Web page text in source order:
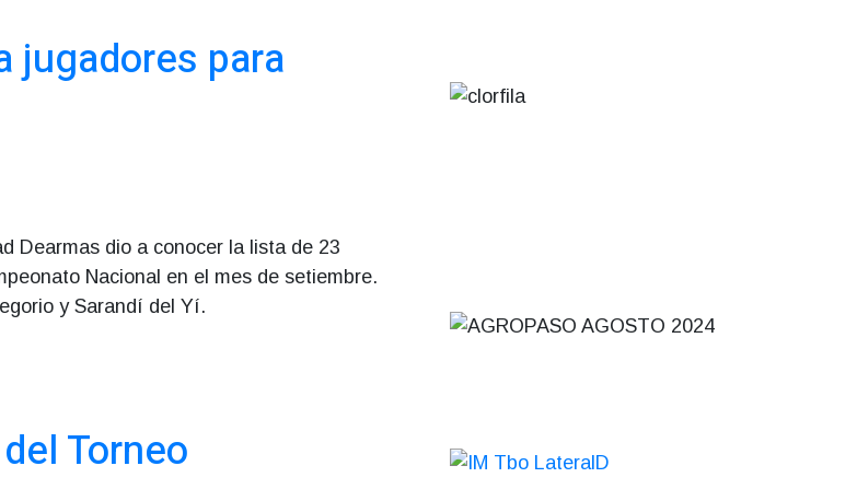
jugadores para
Dearmas dio a conocer la lista de 23
Nacional en el mes de setiembre.
y Sarandí del Yí.
Torneo